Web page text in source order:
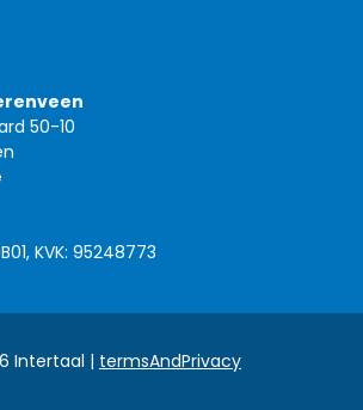
50-10
KVK: 95248773
Intertaal | termsAndPrivacy